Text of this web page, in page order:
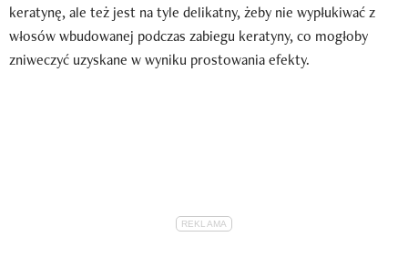
keratynę, ale też jest na tyle delikatny, żeby nie wypłukiwać z
włosów wbudowanej podczas zabiegu keratyny, co mogłoby
zniweczyć uzyskane w wyniku prostowania efekty.